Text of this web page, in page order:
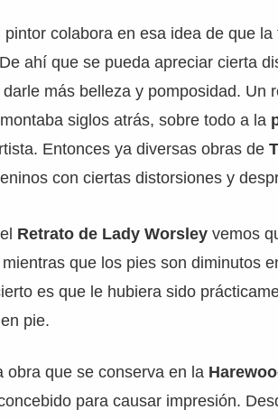
pintor colabora en esa idea de que
ahí que se pueda apreciar cierta
más belleza y pomposidad. Un
siglos atrás, sobre todo a la
Entonces ya diversas obras de
con ciertas distorsiones y
Retrato de Lady Worsley vemos
que los pies son diminutos
es que le hubiera sido
pie.
obra que se conserva en la
para causar impresión.